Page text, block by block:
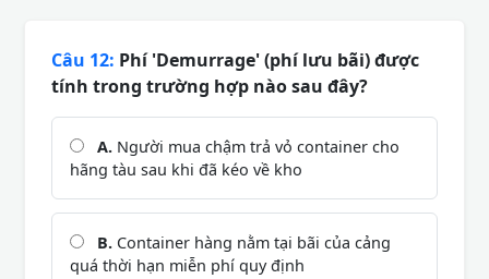
Câu 12: Phí 'Demurrage' (phí lưu bãi) được
tính trong trường hợp nào sau đây?
A. Người mua chậm trả vỏ container cho
hãng tàu sau khi đã kéo về kho
B. Container hàng nằm tại bãi của cảng
quá thời hạn miễn phí quy định